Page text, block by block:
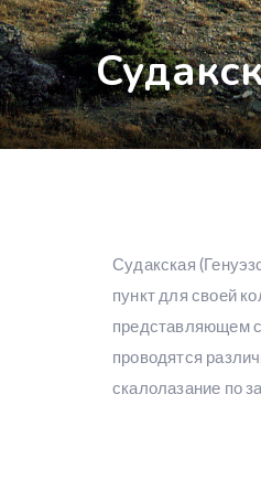
Судакская
пункт для своей
представляющем
проводятся
скалолазание по